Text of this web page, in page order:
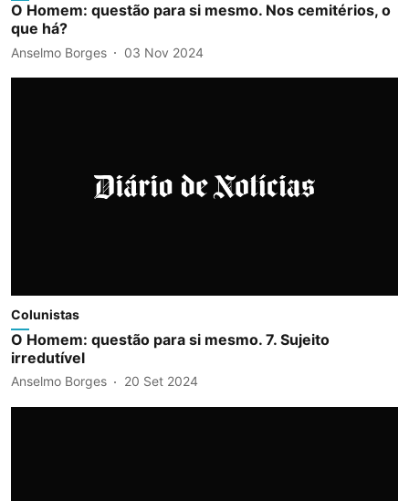
O Homem: questão para si mesmo. Nos cemitérios, o
que há?
Anselmo Borges 03 Nov 2024
Colunistas
O Homem: questão para si mesmo. 7. Sujeito
irredutível
Anselmo Borges 20 Set 2024